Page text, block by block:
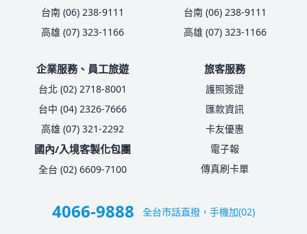
台南 (06) 238-9111
高雄 (07) 323-1166
台南 (06) 238-9111
高雄 (07) 323-1166
企業服務、員工旅遊
台北 (02) 2718-8001
台中 (04) 2326-7666
高雄 (07) 321-2292
國內/入境客製化包團
全台 (02) 6609-7100
旅客服務
護照簽證
匯款資訊
卡友優惠
電子報
傳真刷卡單
4066-9888 全台市話直撥，手機加(02)